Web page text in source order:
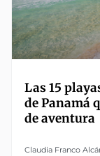
Las 15
de Panamá
de aventura
Claudia Franco